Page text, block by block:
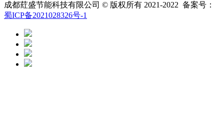
成都荭盛节能科技有限公司 © 版权所有 2021-2022 备案号：
蜀ICP备2021028326号-1